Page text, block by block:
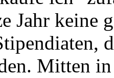
Jahr
Mitten